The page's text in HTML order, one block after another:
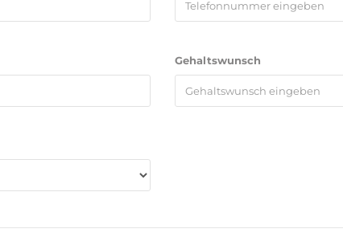
Gehaltswunsch